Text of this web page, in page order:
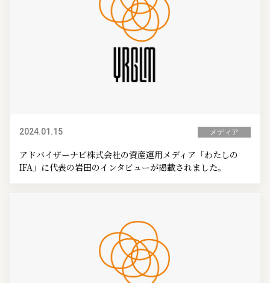
2024.01.15 メディア
アドバイザーナビ株式会社の資産運用メディア「わたしの
IFA」に代表の岩田のインタビューが掲載されました。